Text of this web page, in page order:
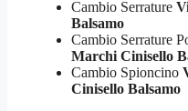
Cambio Serrature
Balsamo
Cambio Serrature
Marchi Cinisello
Cambio Spioncino
Cinisello Balsamo